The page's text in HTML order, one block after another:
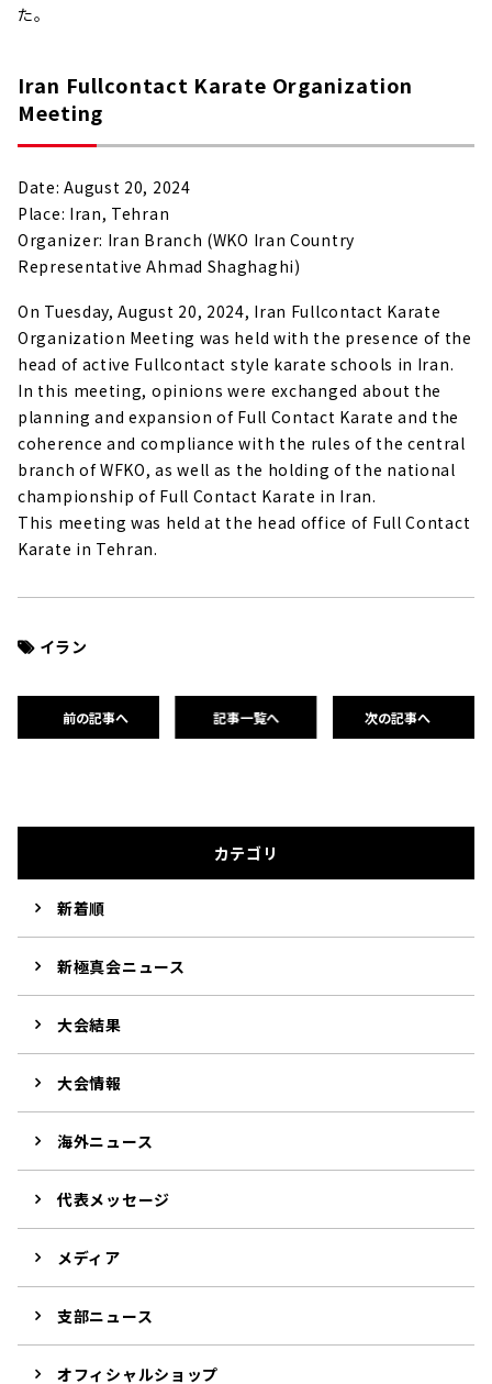
た。
Iran Fullcontact Karate Organization
Meeting
Date: August 20, 2024
Place: Iran, Tehran
Organizer: Iran Branch (WKO Iran Country
Representative Ahmad Shaghaghi)
On Tuesday, August 20, 2024, Iran Fullcontact Karate
Organization Meeting was held with the presence of the
head of active Fullcontact style karate schools in Iran.
In this meeting, opinions were exchanged about the
planning and expansion of Full Contact Karate and the
coherence and compliance with the rules of the central
branch of WFKO, as well as the holding of the national
championship of Full Contact Karate in Iran.
This meeting was held at the head office of Full Contact
Karate in Tehran.
イラン
前の記事へ 記事一覧へ 次の記事へ
カテゴリ
新着順
新極真会ニュース
大会結果
大会情報
海外ニュース
代表メッセージ
メディア
支部ニュース
オフィシャルショップ